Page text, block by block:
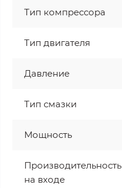
Тип компрессора
Тип двигателя
Давление
Тип смазки
Мощность
Производительность
на входе